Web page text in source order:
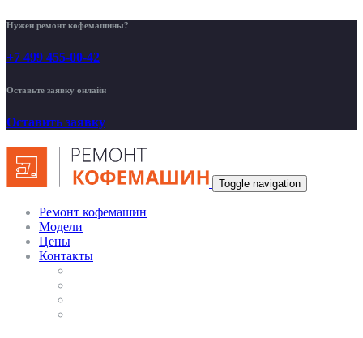
Нужен ремонт кофемашины?
+7 499 455-00-42
Оставьте заявку онлайн
Оставить заявку
Toggle navigation
Ремонт кофемашин
Модели
Цены
Контакты